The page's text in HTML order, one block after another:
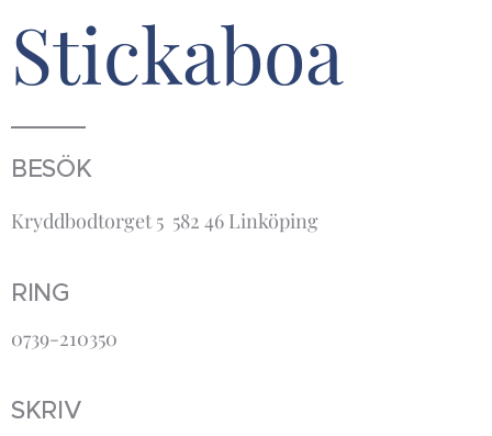
Stickaboa
BESÖK
Kryddbodtorget 5 582 46 Linköping
RING
0739-210350
SKRIV